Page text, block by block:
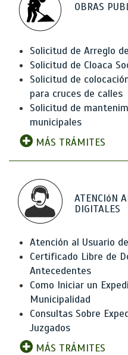
OBRAS
Solicitud de Arreglo
Solicitud de Cloaca
Solicitud de
para cruces de calles
Solicitud de
municipales
MÁS TRÁMITES
ATENCIóN
DIGITALES
Atención al Usuario
Certificado Libre de
Antecedentes
Como Iniciar un
Municipalidad
Consultas Sobre
Juzgados
MÁS TRÁMITES